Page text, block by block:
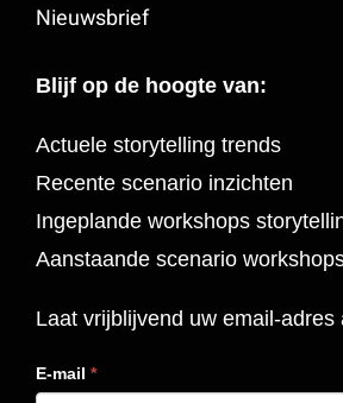
Nieuwsbrief
Blijf op de hoogte van:
Actuele storytelling trends
Recente scenario inzichten
Ingeplande workshops
Aanstaande scenario
Laat vrijblijvend uw email-adres
E-mail *